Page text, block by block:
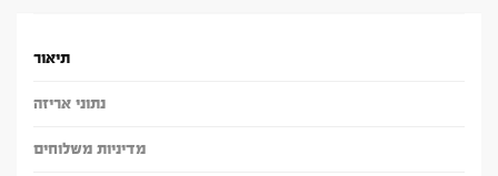
תיאור
נתוני אריזה
מדיניות משלוחים